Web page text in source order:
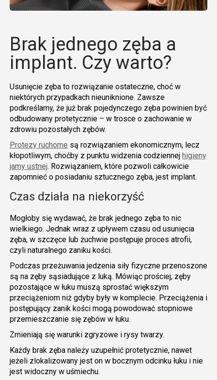
Brak jednego zęba a
implant. Czy warto?
Usunięcie zęba to rozwiązanie ostateczne, choć w
niektórych przypadkach nieuniknione. Zawsze
podkreślamy, że już brak pojedynczego zęba powinien być
odbudowany protetycznie – w trosce o zachowanie w
zdrowiu pozostałych zębów.
Protezy ruchome są rozwiązaniem ekonomicznym, lecz
kłopotliwym, choćby z punktu widzenia codziennej higieny
jamy ustnej. Rozwiązaniem, które pozwoli całkowicie
zapomnieć o posiadaniu sztucznego zęba, jest implant.
Czas działa na niekorzyść
Mogłoby się wydawać, że brak jednego zęba to nic
wielkiego. Jednak wraz z upływem czasu od usunięcia
zęba, w szczęce lub żuchwie postępuje proces atrofii,
czyli naturalnego zaniku kości.
Podczas przeżuwania jedzenia siły fizyczne przenoszone
są na zęby sąsiadujące z luką. Mówiąc prościej, zęby
pozostające w łuku muszą sprostać większym
przeciążeniom niż gdyby były w komplecie. Przeciążenia i
postępujący zanik kości mogą powodować stopniowe
przemieszczanie się zębów w łuku.
Zmieniają się warunki zgryzowe i rysy twarzy.
Każdy brak zęba należy uzupełnić protetycznie, nawet
jeżeli zlokalizowany jest on w bocznym odcinku łuku i nie
jest widoczny w uśmiechu.